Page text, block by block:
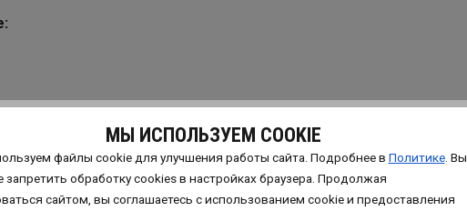
МЫ ИСПОЛЬЗУЕМ COOKIE
файлы cookie для улучшения работы сайта. Подробнее в Политике. Вы
запретить обработку сookies в настройках браузера. Продолжая
сайтом, вы соглашаетесь с использованием cookie и предоставления